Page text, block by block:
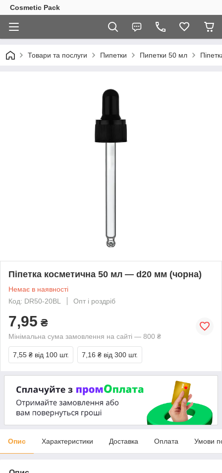
Cosmetic Pack
Товари та послуги Пипетки Пипетки 50 мл
Піпетка косметична 50 мл — d20 мм (чорна)
Немає в наявності
Код: DR50-20BL
Опт і роздріб
7,95 ₴
Мінімальна сума замовлення на сайті — 800 ₴
7,55 ₴ від 100 шт. 7,16 ₴ від 300 шт.
Опис Характеристики Доставка Оплата Умови